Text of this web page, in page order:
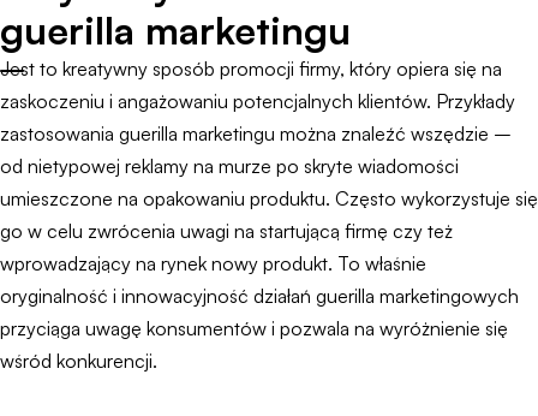
guerilla marketingu
Jest to kreatywny sposób promocji firmy, który opiera się na
zaskoczeniu i angażowaniu potencjalnych klientów. Przykłady
zastosowania guerilla marketingu można znaleźć wszędzie –
od nietypowej reklamy na murze po skryte wiadomości
umieszczone na opakowaniu produktu. Często wykorzystuje się
go w celu zwrócenia uwagi na startującą firmę czy też
wprowadzający na rynek nowy produkt. To właśnie
oryginalność i innowacyjność działań guerilla marketingowych
przyciąga uwagę konsumentów i pozwala na wyróżnienie się
wśród konkurencji.